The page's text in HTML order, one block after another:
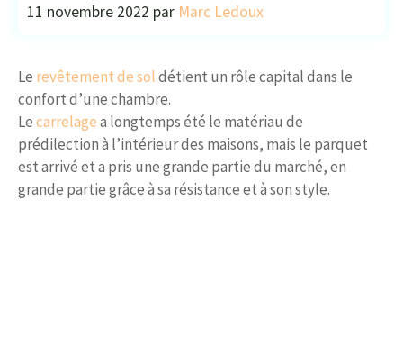
11 novembre 2022 par Marc Ledoux
Le revêtement de soldétient un rôle capital dans le
confort d’une chambre.
Lecarrelagea longtemps été le matériau de
prédilection à l’intérieur des maisons, mais le parquet
est arrivé et a pris une grande partie du marché, en
grande partie grâce à sa résistance et à son style.